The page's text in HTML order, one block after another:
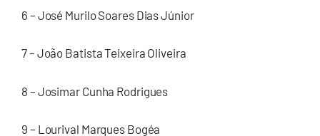
6 – José Murilo Soares Dias Júnior
7 – João Batista Teixeira Oliveira
8 – Josimar Cunha Rodrigues
9 – Lourival Marques Bogéa